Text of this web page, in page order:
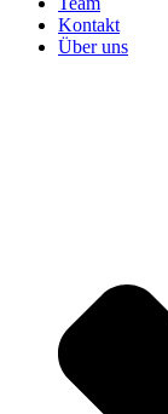
Kontakt
Über uns